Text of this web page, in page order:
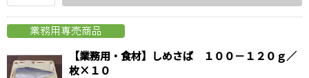
【業務用・食材】しめさば １００－１２０ｇ／
枚×１０